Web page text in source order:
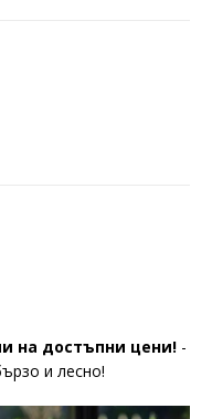
на достъпни цени! -
и лесно!